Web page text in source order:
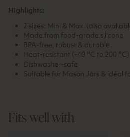
Highlights:
2 sizes: Mini & Maxi (also
Made from food-grade silicone
BPA-free, robust & durable
Heat-resistant (-40 °C to 200 °C)
Dishwasher-safe
Suitable for Mason Jars & ideal
Fits well with